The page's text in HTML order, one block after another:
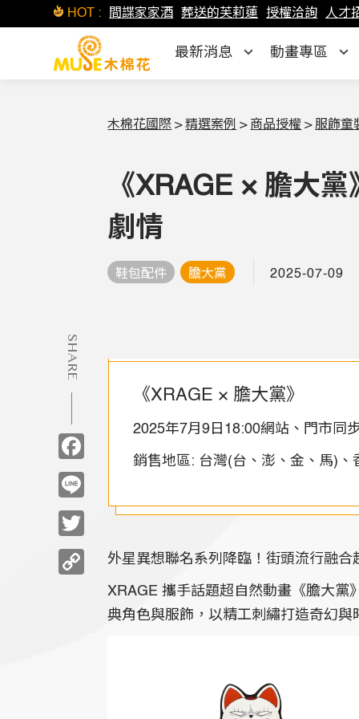
HOT : 間諜家家酒 葬送的芙莉蓮 授權洽詢 人才
最新消息 動畫專區
木棉花國際 >精選案例 > 商品授權 >服飾童
《XRAGE × 膽大
劇情
鞋包配件 膽大黨 2025-07-09
SHARE
Twitter
Copy
Link
《XRAGE × 膽大黨》
2025年7月9日18:00網站、門市同
銷售地區: 台灣(台、澎、金、馬)、
外星異想聯名系列降臨！街頭流行融合
XRAGE 攜手話題超自然動畫《膽大
典角色與服飾，以精工刺繡打造奇幻與